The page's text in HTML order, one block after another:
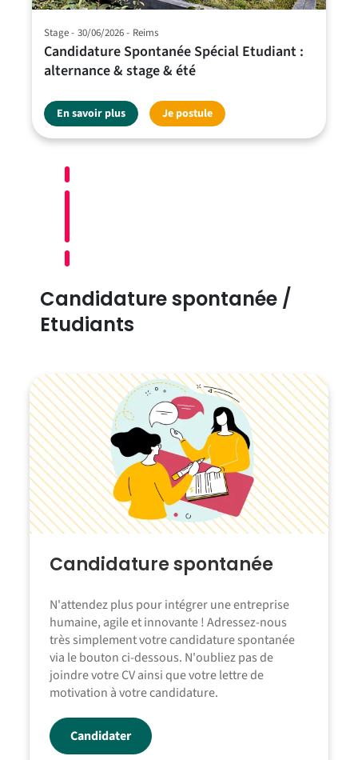
Stage 30/06/2026 Reims
Candidature Spontanée Spécial Etudiant :
alternance & stage & été
En savoir plus Je postule
Candidature spontanée /
Etudiants
Candidature spontanée
N'attendez plus pour intégrer une entreprise
humaine, agile et innovante ! Adressez-nous
très simplement votre candidature spontanée
via le bouton ci-dessous. N'oubliez pas de
joindre votre CV ainsi que votre lettre de
motivation à votre candidature.
Candidater